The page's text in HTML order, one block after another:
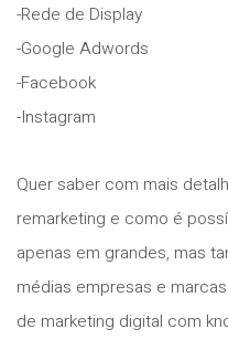
-Rede de Display
-Google Adwords
-Facebook
-Instagram
Quer saber com mais
remarketing e como é
apenas em grandes, mas
médias empresas e
de marketing digital com